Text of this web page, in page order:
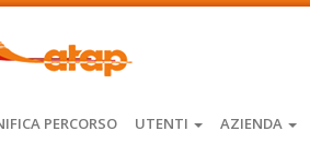
PERCORSO UTENTI AZIENDA